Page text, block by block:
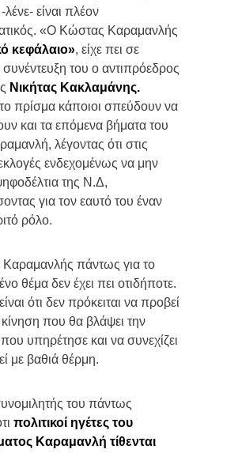
είναι πλέον
«Ο Κώστας Καραμανλής
κεφάλαιο», είχε πει σε
του ο αντιπρόεδρος
Νικήτας Κακλαμάνης.
πρίσμα κάποιοι σπεύδουν να
και τα επόμενα βήματα του
λέγοντας ότι στις
ενδεχομένως να μην
της Ν.Δ,
για τον εαυτό του έναν
ρόλο.
πάντως για το
θέμα δεν έχει πει οτιδήποτε.
ότι δεν πρόκειται να προβεί
που θα βλάψει την
υπηρέτησε και να συνεχίζει
με βαθιά θέρμη.
του πάντως
πολιτικοί ηγέτες του
Καραμανλή τίθενται